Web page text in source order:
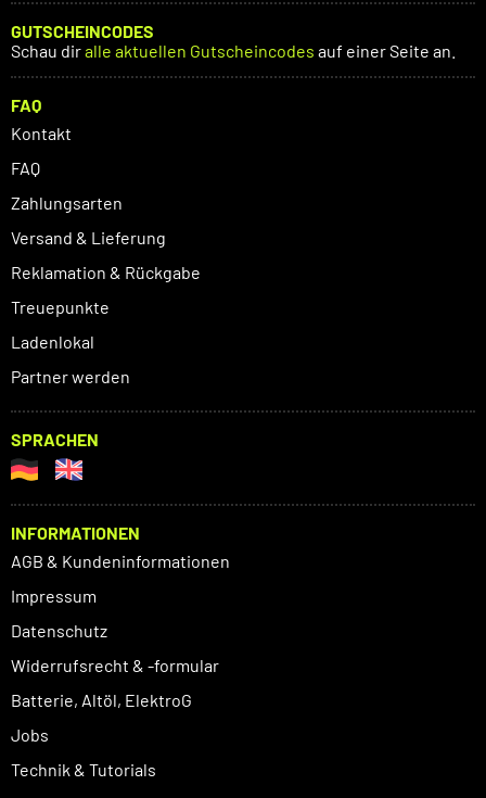
GUTSCHEINCODES
Schau diralle aktuellen Gutscheincodes auf einer Seite an.
FAQ
Kontakt
FAQ
Zahlungsarten
Versand & Lieferung
Reklamation & Rückgabe
Treuepunkte
Ladenlokal
Partner werden
SPRACHEN
INFORMATIONEN
AGB & Kundeninformationen
Impressum
Datenschutz
Widerrufsrecht & -formular
Batterie, Altöl, ElektroG
Jobs
Technik & Tutorials